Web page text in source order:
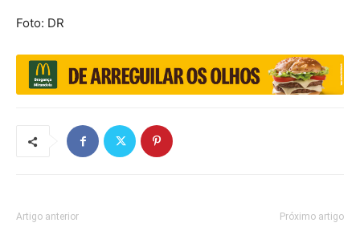
Foto: DR
Artigo anterior Próximo artigo